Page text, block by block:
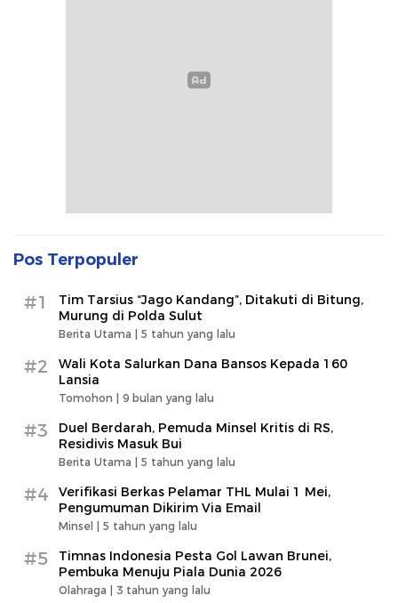
Pos Terpopuler
#1
Tim Tarsius “Jago Kandang”, Ditakuti di Bitung,
Murung di Polda Sulut
Berita Utama | 5 tahun yang lalu
#2
Wali Kota Salurkan Dana Bansos Kepada 160
Lansia
Tomohon | 9 bulan yang lalu
#3
Duel Berdarah, Pemuda Minsel Kritis di RS,
Residivis Masuk Bui
Berita Utama | 5 tahun yang lalu
#4
Verifikasi Berkas Pelamar THL Mulai 1 Mei,
Pengumuman Dikirim Via Email
Minsel | 5 tahun yang lalu
#5
Timnas Indonesia Pesta Gol Lawan Brunei,
Pembuka Menuju Piala Dunia 2026
Olahraga | 3 tahun yang lalu